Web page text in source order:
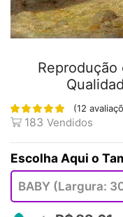
Reprodução
(12
183 Vendidos